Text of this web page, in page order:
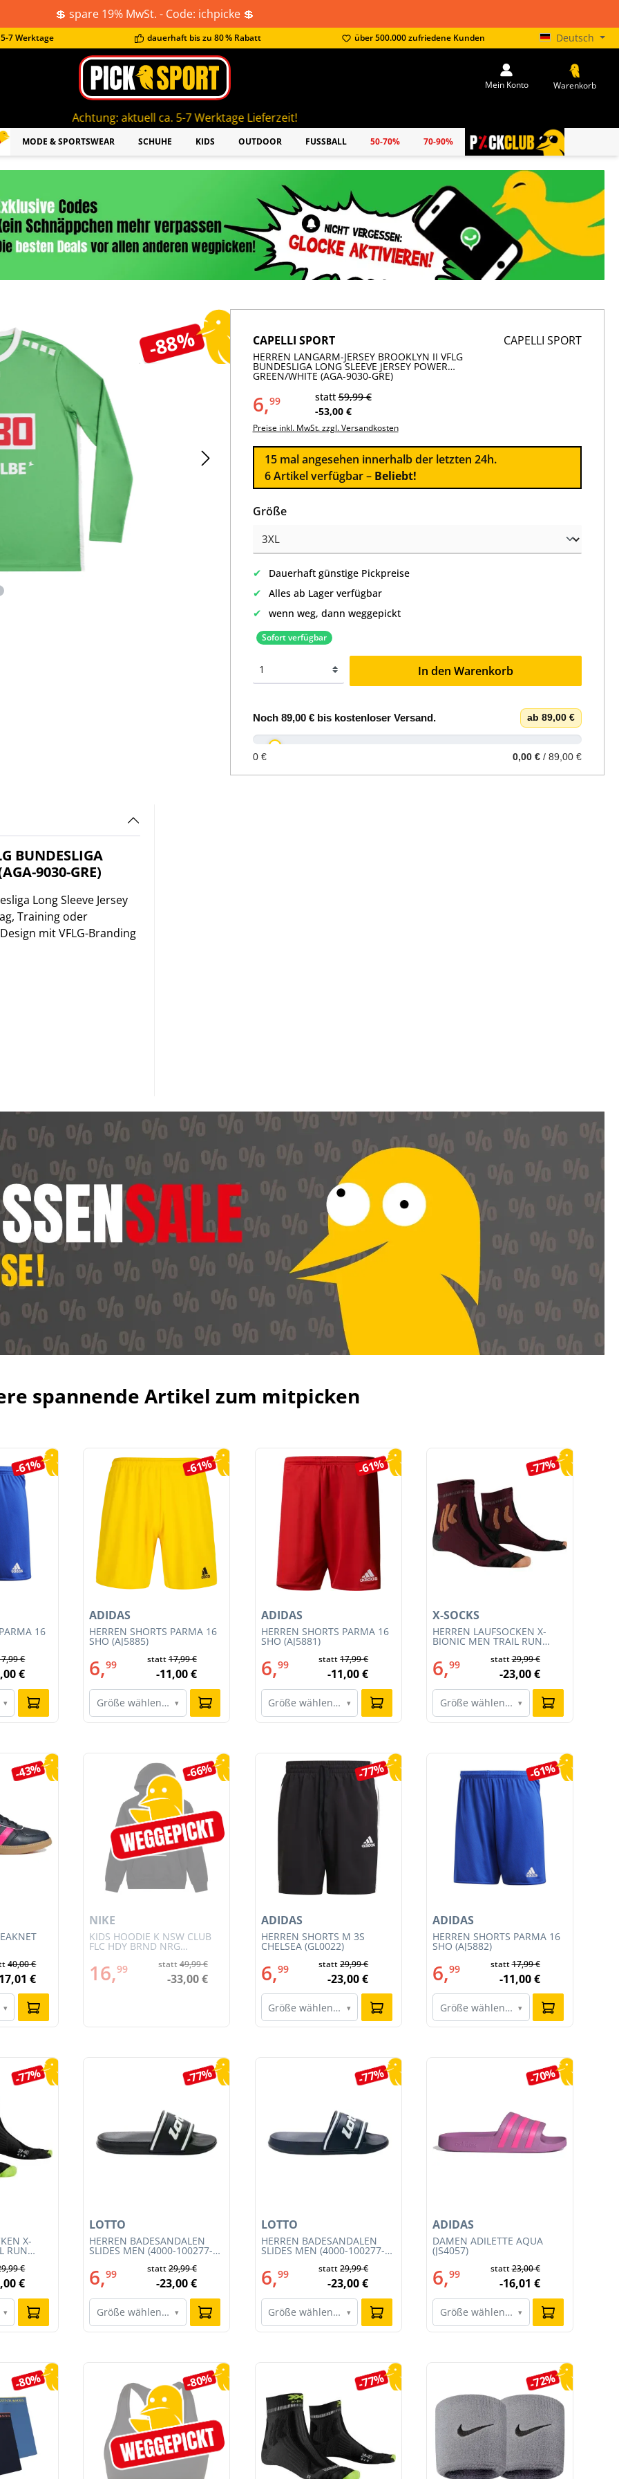
💲 spare 19% MwSt. - Code: ichpicke 💲
7 Werktage dauerhaft bis zu 80 % Rabatt über 500.000 zufriedene Kunden Deutsch
aktuell ca. 5-7 Werktage Lieferzeit!
Mein Konto Warenkorb
MODE & SPORTSWEAR SCHUHE KIDS OUTDOOR FUSSBALL 50-70% 70-90% PICKCLUB
-88%
CAPELLI SPORT
HERREN LANGARM-JERSEY BROOKLYN II VFLG
BUNDESLIGA LONG SLEEVE JERSEY POWER
GREEN/WHITE (AGA-9030-GRE)
CAPELLI SPORT
6,99 statt59,99 €
-53,00 €
Preise inkl. MwSt. zzgl. Versandkosten
15mal angesehen innerhalb der letzten 24h.
6 Artikel verfügbar – Beliebt!
Größeauswählen
✔ Dauerhaft günstige Pickpreise
✔ Alles ab Lager verfügbar
✔ wenn weg, dann weggepickt
Sofort verfügbar
In den Warenkorb
Noch 89,00 €bis kostenloser Versand. ab 89,00 €
0 € 0,00 € / 89,00 €
BUNDESLIGA
9030-GRE)
Long Sleeve Jersey
Training oder
mit VFLG-Branding
spannende Artikel zum mitpicken
-61%
16
€
€
▾
-61%
HERREN SHORTS PARMA 16
SHO (AJ5885)
ADIDAS
6,99 statt17,99 €
-11,00 €
Größe wählen… ▾
-61%
HERREN SHORTS PARMA 16
SHO (AJ5881)
ADIDAS
6,99 statt17,99 €
-11,00 €
Größe wählen… ▾
-77%
HERREN LAUFSOCKEN X-
BIONIC MEN TRAIL RUN
R019)
X-SOCKS
6,99 statt29,99 €
-23,00 €
Größe wählen… ▾
-43%
40,00 €
€
▾
-66%
KIDS HOODIE K NSW CLUB
FLC HDY BRND NRG
NIKE
16,99 statt49,99 €
-33,00 €
-77%
HERREN SHORTS M 3S
CHELSEA (GL0022)
ADIDAS
6,99 statt29,99 €
-23,00 €
Größe wählen… ▾
-61%
HERREN SHORTS PARMA 16
SHO (AJ5882)
ADIDAS
6,99 statt17,99 €
-11,00 €
Größe wählen… ▾
-77%
X-
RUN
€
€
▾
-77%
HERREN BADESANDALEN
SLIDES MEN (4000-100277-
LOTTO
6,99 statt29,99 €
-23,00 €
Größe wählen… ▾
-77%
HERREN BADESANDALEN
SLIDES MEN (4000-100277-
LOTTO
6,99 statt29,99 €
-23,00 €
Größe wählen… ▾
-70%
DAMEN ADILETTE AQUA
(JS4057)
ADIDAS
6,99 statt23,00 €
-16,01 €
Größe wählen… ▾
-80% -80% -77% -72%